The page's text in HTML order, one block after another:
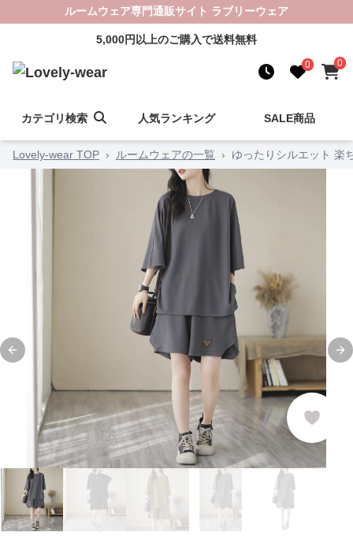
ルームウェア専門通販サイト ラブリーウェア
5,000円以上のご購入で送料無料
0 0
カテゴリ検索 人気ランキング SALE商品
Lovely-wear TOP › ルームウェアの一覧 › ゆったりシルエット 楽
Previous slide